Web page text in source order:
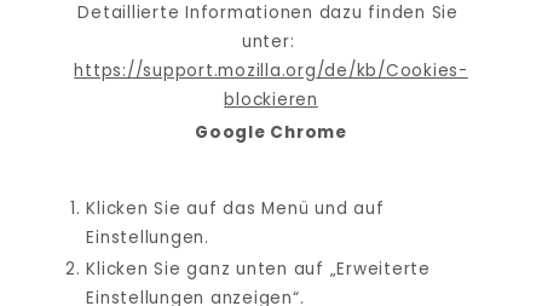
Detaillierte Informationen dazu finden Sie
unter:
https://support.mozilla.org/de/kb/Cookies-
blockieren
Google Chrome
Klicken Sie auf das Menü und auf
Einstellungen.
Klicken Sie ganz unten auf „Erweiterte
Einstellungen anzeigen“.